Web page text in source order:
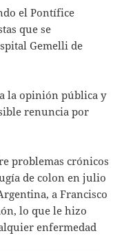
el Pontífice
que se
Gemelli de
la opinión pública y
renuncia por
problemas crónicos
de colon en julio
a Francisco
lo que le hizo
enfermedad